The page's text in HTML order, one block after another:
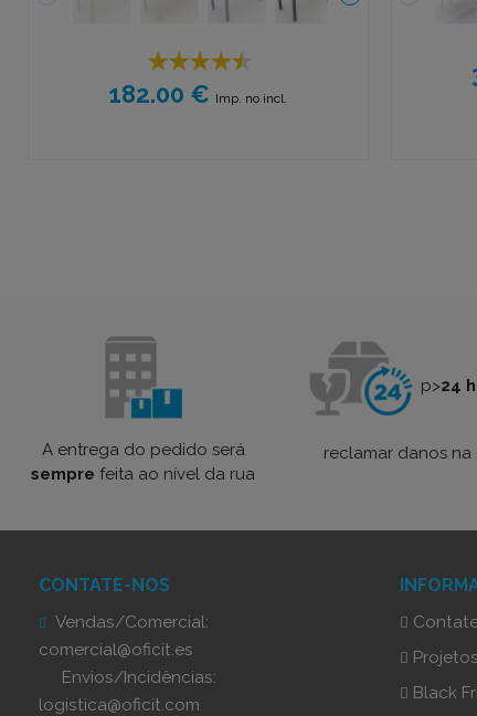
182.00 € Imp. no incl.
A entrega do pedido será
sempre feita ao nível da rua
p>24
reclamar danos na
CONTATE-NOS
Vendas/Comercial:
comercial@oficit.es
Envios/Incidências:
logistica@oficit.com
Black